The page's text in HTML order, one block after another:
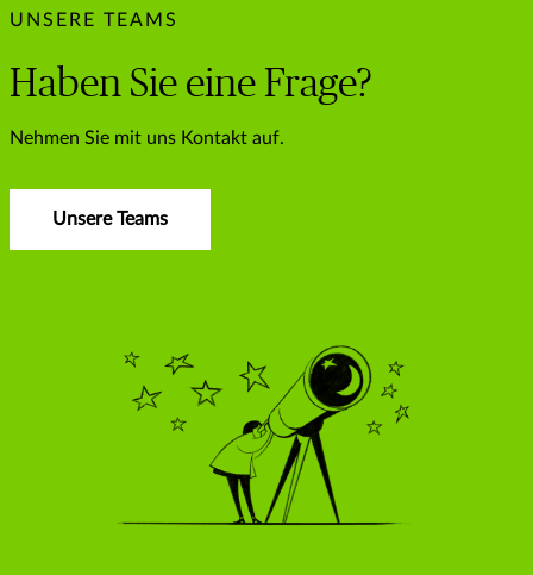
UNSERE TEAMS
Haben Sie eine Frage?
Nehmen Sie mit uns Kontakt auf.
Unsere Teams